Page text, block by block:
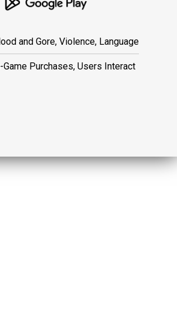
and Gore, Violence, Language
Game Purchases, Users Interact